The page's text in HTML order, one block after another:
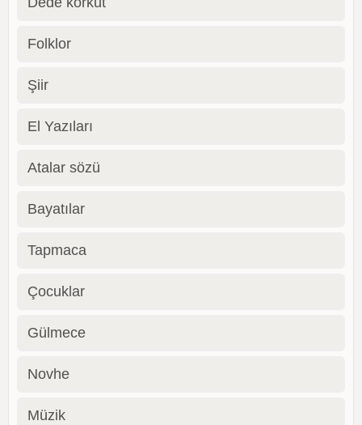
Folklor
Şiir
El Yazıları
Atalar sözü
Bayatılar
Tapmaca
Çocuklar
Gülmece
Novhe
Müzik